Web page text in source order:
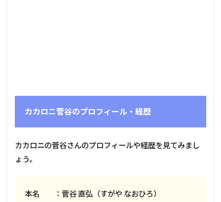
カカロニ菅谷のプロフィール・経歴
カカロニの菅谷さんのプロフィールや経歴を見てみまし
ょう。
本名 ：菅谷 直弘（すがや なおひろ）